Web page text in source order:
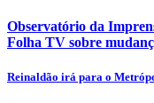
Observatório da
Folha TV sobre
Reinaldão irá para o